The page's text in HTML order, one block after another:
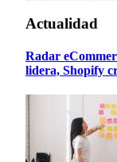
Actualidad
Radar
lidera, Shopify